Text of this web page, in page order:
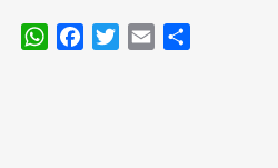
WhatsApp
FacebookTwitter
Email